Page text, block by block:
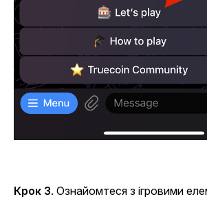
Крок 3. Ознайомтеся з ігровими